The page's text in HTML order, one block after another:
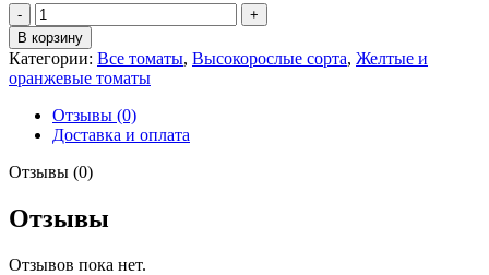
Количество
товара
Охровая
вуаль
В корзину
Категории: Все томаты, Высокорослые сорта, Желтые и
оранжевые томаты
Отзывы (0)
Доставка и оплата
Отзывы (0)
Отзывы
Отзывов пока нет.